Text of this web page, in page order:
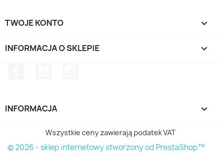
TWOJE KONTO 
INFORMACJA O SKLEPIE keyboard_arrow_down
INFORMACJA 
Wszystkie ceny zawierają podatek VAT
© 2026 - sklep internetowy stworzony od PrestaShop™